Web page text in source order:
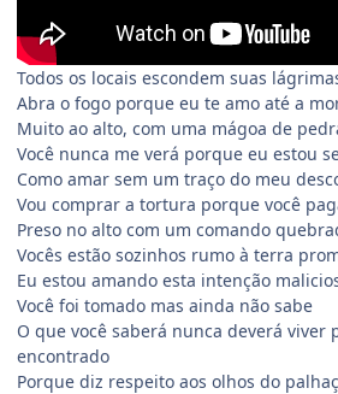
Todos os locais escondem suas
Abra o fogo porque eu te amo até a
Muito ao alto, com uma mágoa de
Você nunca me verá porque eu estou
Como amar sem um traço do meu
Vou comprar a tortura porque você
Preso no alto com um comando
Vocês estão sozinhos rumo à terra
Eu estou amando esta intenção
Você foi tomado mas ainda não sabe
O que você saberá nunca deverá viver
encontrado
Porque diz respeito aos olhos do